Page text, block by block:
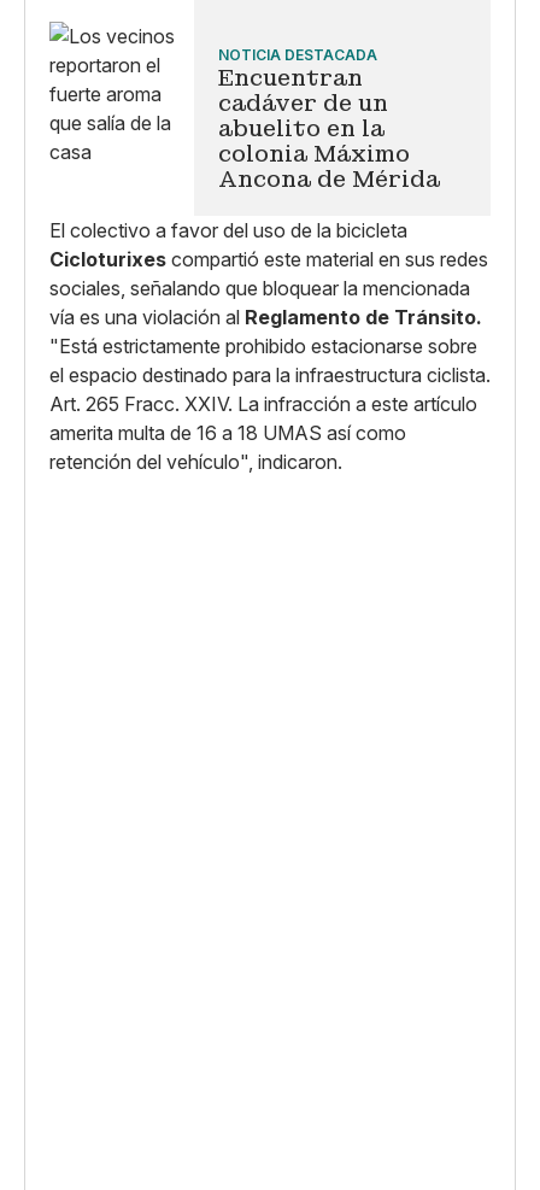
NOTICIA DESTACADA
Encuentran
cadáver de un
abuelito en la
colonia Máximo
Ancona de Mérida
El colectivo a favor del uso de la bicicleta
Cicloturixes compartió este material en sus redes
sociales, señalando que bloquear la mencionada
vía es una violación al Reglamento de Tránsito.
"Está estrictamente prohibido estacionarse sobre
el espacio destinado para la infraestructura ciclista.
Art. 265 Fracc. XXIV. La infracción a este artículo
amerita multa de 16 a 18 UMAS así como
retención del vehículo", indicaron.